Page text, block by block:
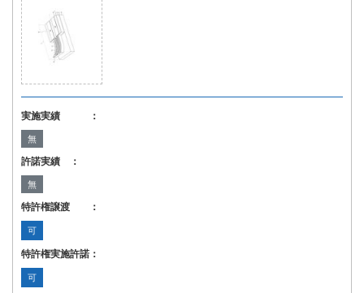
実施実績 ：
無
許諾実績 ：
無
特許権譲渡 ：
可
特許権実施許諾：
可